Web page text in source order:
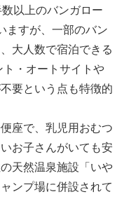
以上のバンガロー
ますが、一部のバン
大人数で宿泊できる
・オートサイトや
要という点も特徴的
座で、乳児用おむつ
お子さんがいても安
天然温泉施設「いや
ンプ場に併設されて